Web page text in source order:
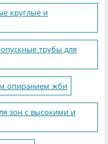
круглые и
трубы для
опиранием жби
зон с высокими и